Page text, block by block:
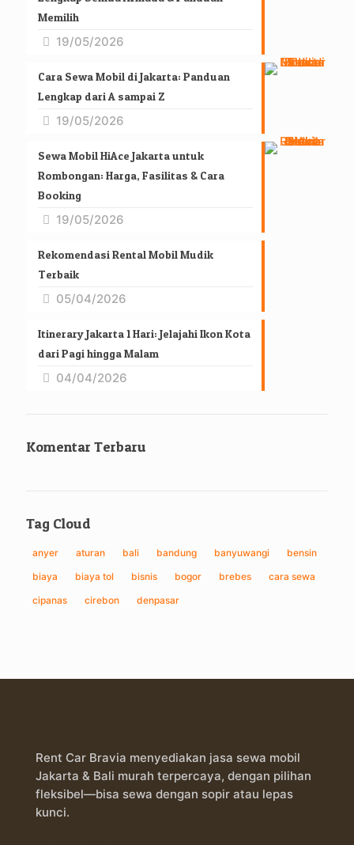
Memilih
19/05/2026
Cara Sewa Mobil di Jakarta: Panduan
Lengkap dari A sampai Z
19/05/2026
Sewa Mobil HiAce Jakarta untuk
Rombongan: Harga, Fasilitas & Cara
Booking
19/05/2026
Rekomendasi Rental Mobil Mudik
Terbaik
05/04/2026
Itinerary Jakarta 1 Hari: Jelajahi Ikon Kota
dari Pagi hingga Malam
04/04/2026
Komentar Terbaru
Tag Cloud
anyer aturan bali bandung banyuwangi
bensin
biaya
biaya tol bisnis bogor brebes
cara sewa
cipanas
cirebon denpasar
Rent Car Bravia menyediakan jasa sewa mobil
Jakarta & Bali murah terpercaya, dengan pilihan
fleksibel—bisa sewa dengan sopir atau lepas
kunci.